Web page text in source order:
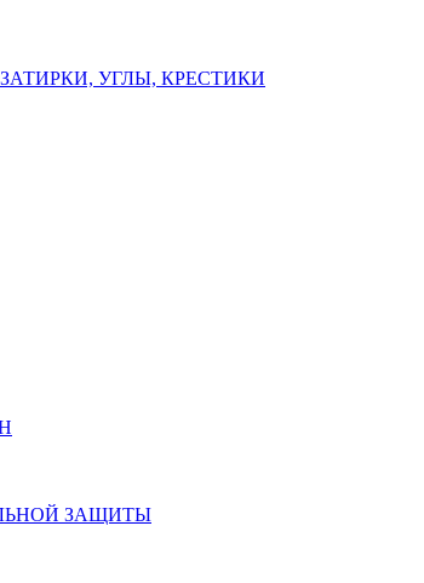
УГЛЫ, КРЕСТИКИ
ЗАЩИТЫ